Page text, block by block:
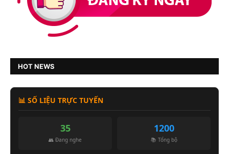
HOT NEWS
📊 SỐ LIỆU TRỰC TUYẾN
35
👥 Đang nghe
1200
📚 Tổng bộ